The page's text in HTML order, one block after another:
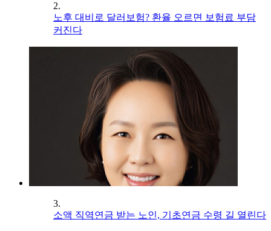
2.
노후 대비로 달러보험? 환율 오르면 보험료 부담
커진다
3.
소액 직역연금 받는 노인, 기초연금 수령 길 열린다